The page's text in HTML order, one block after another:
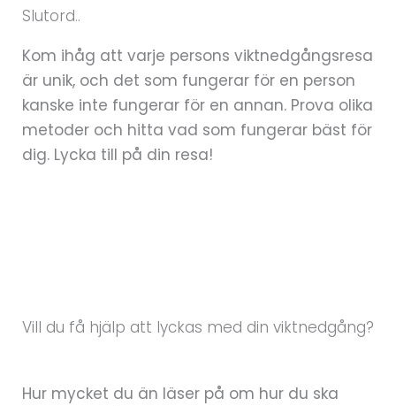
Slutord..
Kom ihåg att varje persons viktnedgångsresa
är unik, och det som fungerar för en person
kanske inte fungerar för en annan. Prova olika
metoder och hitta vad som fungerar bäst för
dig. Lycka till på din resa!
Vill du få hjälp att lyckas med din viktnedgång?
Hur mycket du än läser på om hur du ska